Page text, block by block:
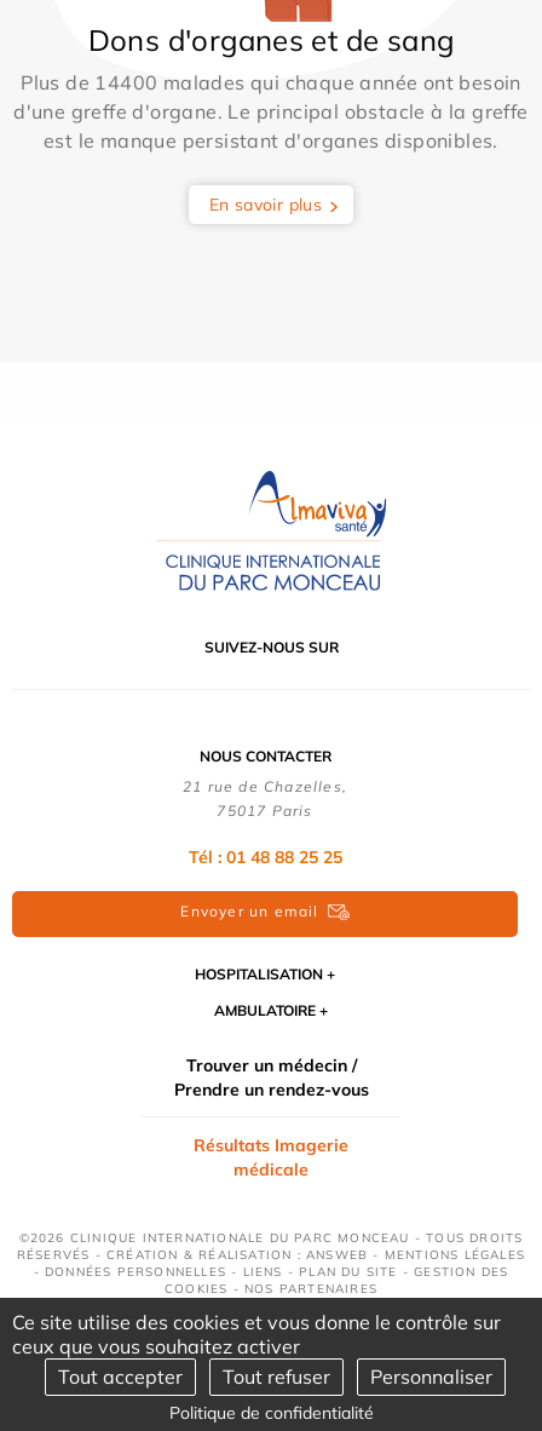
Dons d'organes et de sang
Plus de 14400 malades qui chaque année ont besoin
d'une greffe d'organe. Le principal obstacle à la greffe
est le manque persistant d'organes disponibles.
En savoir plus
SUIVEZ-NOUS SUR
NOUS CONTACTER
21 rue de Chazelles,
75017 Paris
Tél : 01 48 88 25 25
Envoyer un email
HOSPITALISATION
AMBULATOIRE
Trouver un médecin /
Prendre un rendez-vous
Résultats Imagerie
médicale
©2026 CLINIQUE INTERNATIONALE DU PARC MONCEAU - TOUS DROITS
RÉSERVÉS - CRÉATION & RÉALISATION : ANSWEB - MENTIONS LÉGALES
- DONNÉES PERSONNELLES - LIENS - PLAN DU SITE -GESTION DES
COOKIES - NOS PARTENAIRES
Ce site utilise des cookies et vous donne le contrôle sur
ceux que vous souhaitez activer
Tout accepter
Tout refuser Personnaliser
Politique de confidentialité